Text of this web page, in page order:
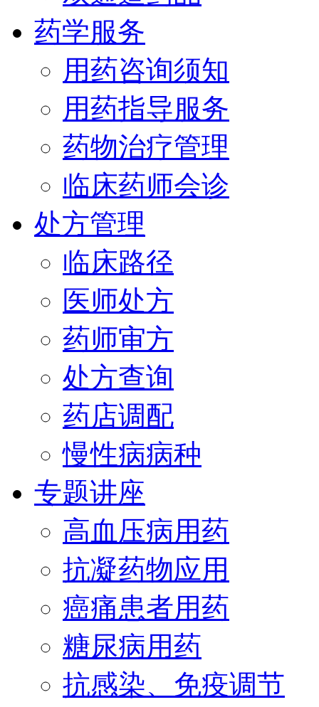
药学服务
用药咨询须知
用药指导服务
药物治疗管理
临床药师会诊
处方管理
临床路径
医师处方
药师审方
处方查询
药店调配
慢性病病种
专题讲座
高血压病用药
抗凝药物应用
癌痛患者用药
糖尿病用药
抗感染、免疫调节